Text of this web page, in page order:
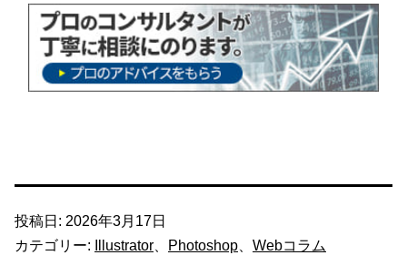
投稿日: 2026年3月17日
カテゴリー:
Illustrator Photoshop Webコラム